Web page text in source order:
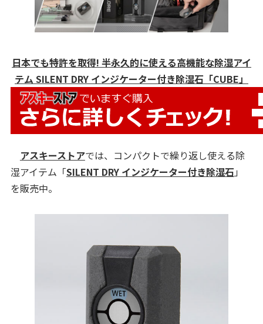
日本でも特許を取得! 半永久的に使える高機能な除湿アイ
テム SILENT DRY インジケーター付き除湿石「CUBE」
アスキーストアでは、コンパクトで繰り返し使える除
湿アイテム「SILENT DRY インジケーター付き除湿石 」
を販売中。